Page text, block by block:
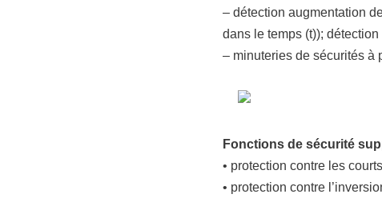
– détection augmentation
dans le temps (t));
– minuteries de sécurités à
Fonctions de sécurité
• protection contre les
• protection contre